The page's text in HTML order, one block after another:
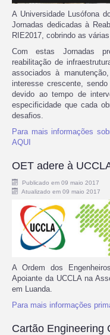
A Universidade Lusófona
Jornadas dedicadas à
RIE2017, cobrindo as
Com estas Jornadas
reabilitação de
associados à
interesse crescente,
devido ao tempo de
especificidade que cada
desafios.
Para mais informações
AQUI
OET adere à
Publicado em 09 maio 2017
Atualizado em 09 maio 2017
A Ordem dos
Apoiante da UCCLA na
em Luanda.
Para mais informações
Cartão Engineering